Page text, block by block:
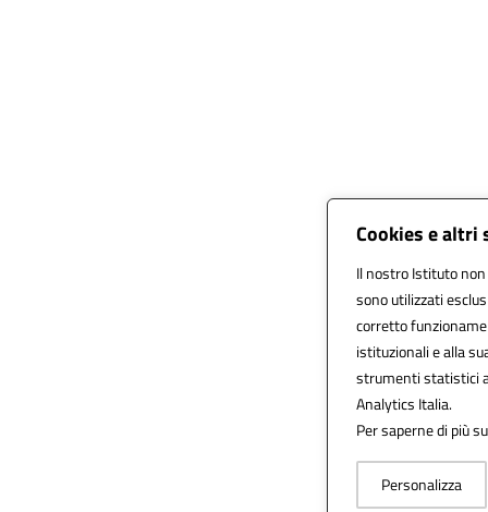
Cookies e
Il nostro Istituto
sono utilizzati
corretto
istituzionali e alla
strumenti statistici
Analytics Italia.
Per saperne di più
Personalizza